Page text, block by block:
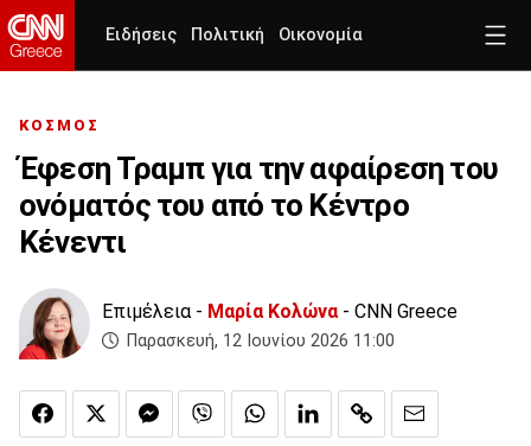
Ειδήσεις Πολιτική Οικονομία
ΚΟΣΜΟΣ
Έφεση Τραμπ για την αφαίρεση του
ονόματός του από το Κέντρο
Κένεντι
Επιμέλεια - Μαρία Κολώνα- CNN Greece
Παρασκευή, 12 Ιουνίου 2026 11:00